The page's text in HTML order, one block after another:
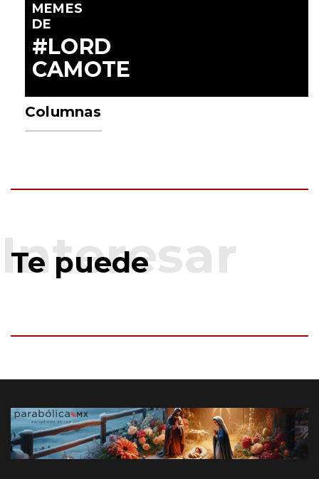
MEMES
DE
#LORD
CAMOTE
Columnas
Te puede